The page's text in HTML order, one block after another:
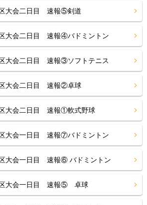
大会二日目 速報⑤剣道
大会二日目 速報④バドミントン
区大会二日目 速報③ソフトテニス
大会二日目 速報②卓球
大会二日目 速報①軟式野球
大会一日目 速報⑦バドミントン
大会一日目 速報⑥ バドミントン
区大会一日目 速報⑤ 卓球